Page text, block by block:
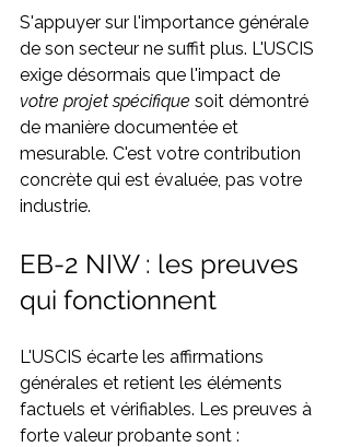
S'appuyer sur l'importance générale
de son secteur ne suffit plus. L'USCIS
exige désormais que l'impact de
votre projet spécifique soit démontré
de manière documentée et
mesurable. C'est votre contribution
concrète qui est évaluée, pas votre
industrie.
EB-2 NIW : les preuves
qui fonctionnent
L'USCIS écarte les affirmations
générales et retient les éléments
factuels et vérifiables. Les preuves à
forte valeur probante sont :